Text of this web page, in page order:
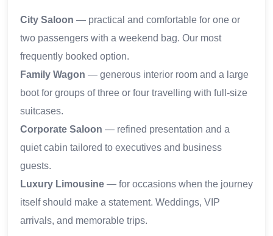
City Saloon — practical and comfortable for one or
two passengers with a weekend bag. Our most
frequently booked option.
Family Wagon — generous interior room and a large
boot for groups of three or four travelling with full-size
suitcases.
Corporate Saloon — refined presentation and a
quiet cabin tailored to executives and business
guests.
Luxury Limousine — for occasions when the journey
itself should make a statement. Weddings, VIP
arrivals, and memorable trips.